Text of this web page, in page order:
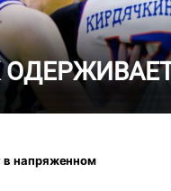
в напряженном